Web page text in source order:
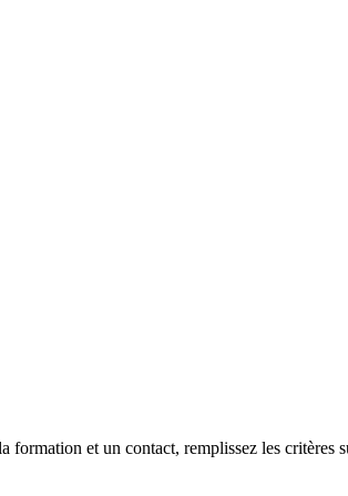
et un contact, remplissez les critères